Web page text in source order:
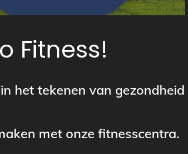
Fitness!
het tekenen van gezondheid
met onze fitnesscentra.